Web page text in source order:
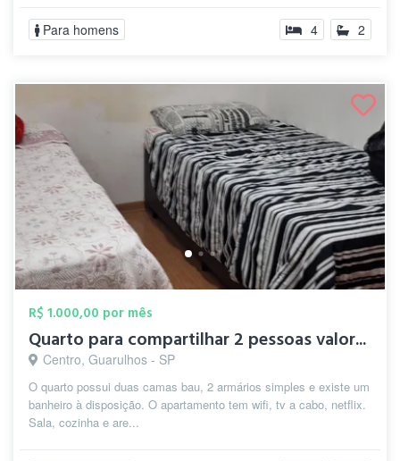
Para homens 4 2
R$ 1.000,00 por mês
Quarto para compartilhar 2 pessoas valor...
Centro, Guarulhos - SP
O quarto possui duas camas bau, 2 armários simples e existe um
banheiro à disposição. O apartamento tem wifi, tv a cabo, netflix.
Sala, cozinha e are...